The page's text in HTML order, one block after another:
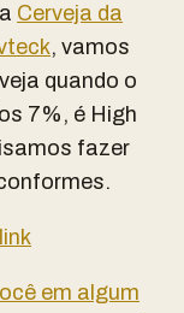
Cerveja da
, vamos
quando o
7%, é High
fazer
em algum